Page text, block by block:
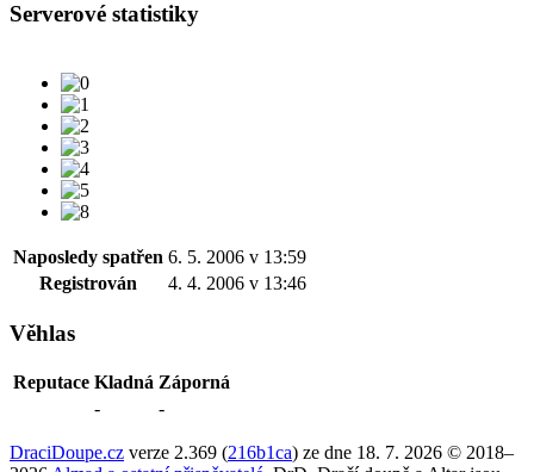
Serverové statistiky
Naposledy spatřen 6. 5. 2006 v 13:59
Registrován
4. 4. 2006 v 13:46
Věhlas
Reputace Kladná Záporná
-
-
DraciDoupe.cz verze 2.369 (216b1ca) ze dne 18. 7. 2026 © 2018–